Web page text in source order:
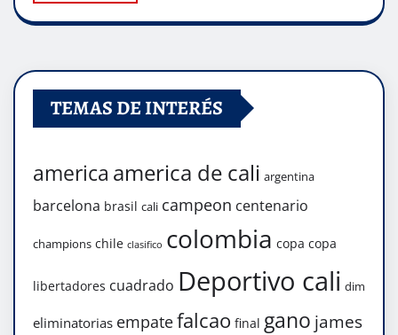
TEMAS DE INTERÉS
america america de cali argentina
barcelona brasil cali campeon centenario
champions chile clasifico colombia copa copa
libertadores cuadrado Deportivo cali dim
eliminatorias empatefalcao final gano james